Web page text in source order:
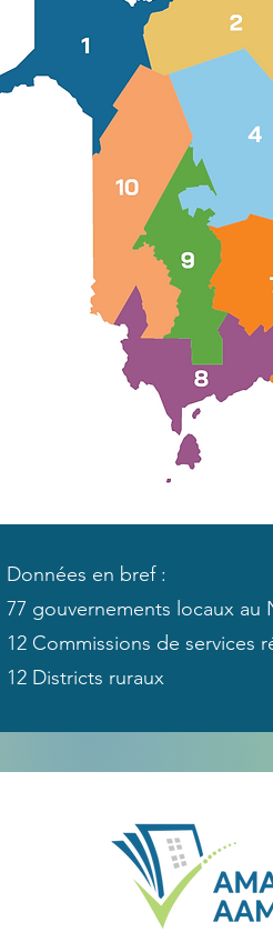
Données en bref :
77 gouvernements locaux au
12 Commissions de services
12 Districts ruraux